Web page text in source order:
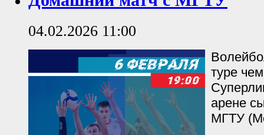
04.02.2026 11:00
туре
арене
МГТУ